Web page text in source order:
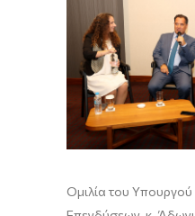
Ομιλία του Υπουργού